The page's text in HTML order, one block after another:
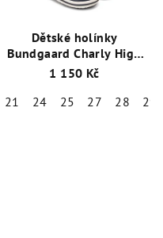
Dětské holínky
Bundgaard Charly High
BG401021-501 Navy
1 150 Kč
21
24 25 27 28 29